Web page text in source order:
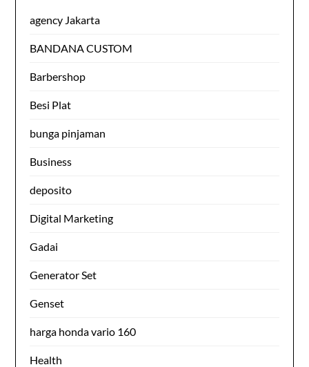
agency Jakarta
BANDANA CUSTOM
Barbershop
Besi Plat
bunga pinjaman
Business
deposito
Digital Marketing
Gadai
Generator Set
Genset
harga honda vario 160
Health